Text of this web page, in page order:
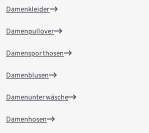
Damenkleider
Damenpullover
Damensporthosen
Damenblusen
Damenunterwäsche
Damenhosen